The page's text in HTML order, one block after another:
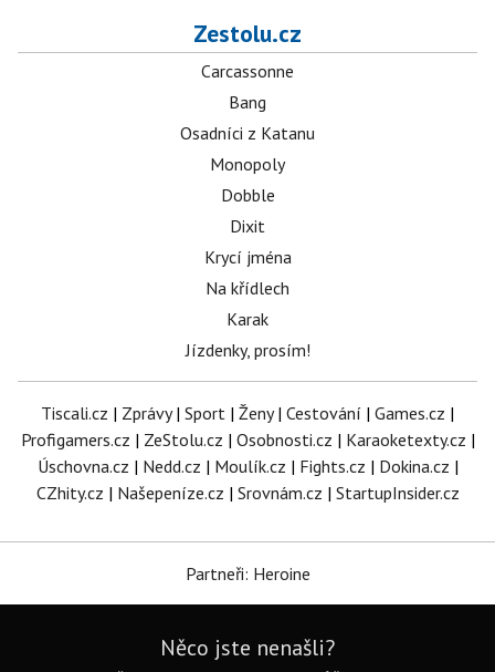
Zestolu.cz
Carcassonne
Bang
Osadníci z Katanu
Monopoly
Dobble
Dixit
Krycí jména
Na křídlech
Karak
Jízdenky, prosím!
Tiscali.cz | Zprávy| Sport | Ženy| Cestování | Games.cz |
Profigamers.cz | ZeStolu.cz | Osobnosti.cz | Karaoketexty.cz |
Úschovna.cz | Nedd.cz | Moulík.cz | Fights.cz | Dokina.cz |
CZhity.cz | Našepeníze.cz | Srovnám.cz | StartupInsider.cz
Partneři: Heroine
Něco jste nenašli?